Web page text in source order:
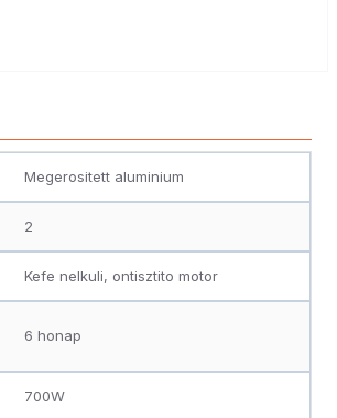
Megerositett aluminium
2
Kefe nelkuli, ontisztito motor
6 honap
700W